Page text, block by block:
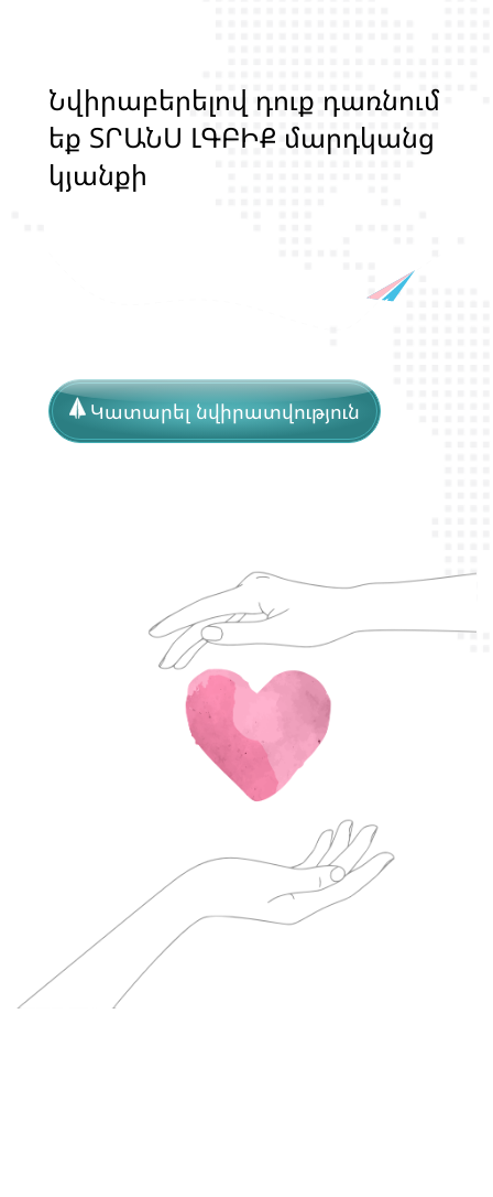
Նվիրաբերելով դոք դառնոմ
եք ՏՐԱՆՍ ԼԳԲԻՔ մարդկանց
կյանքի
Կատարել նվիրատվություն